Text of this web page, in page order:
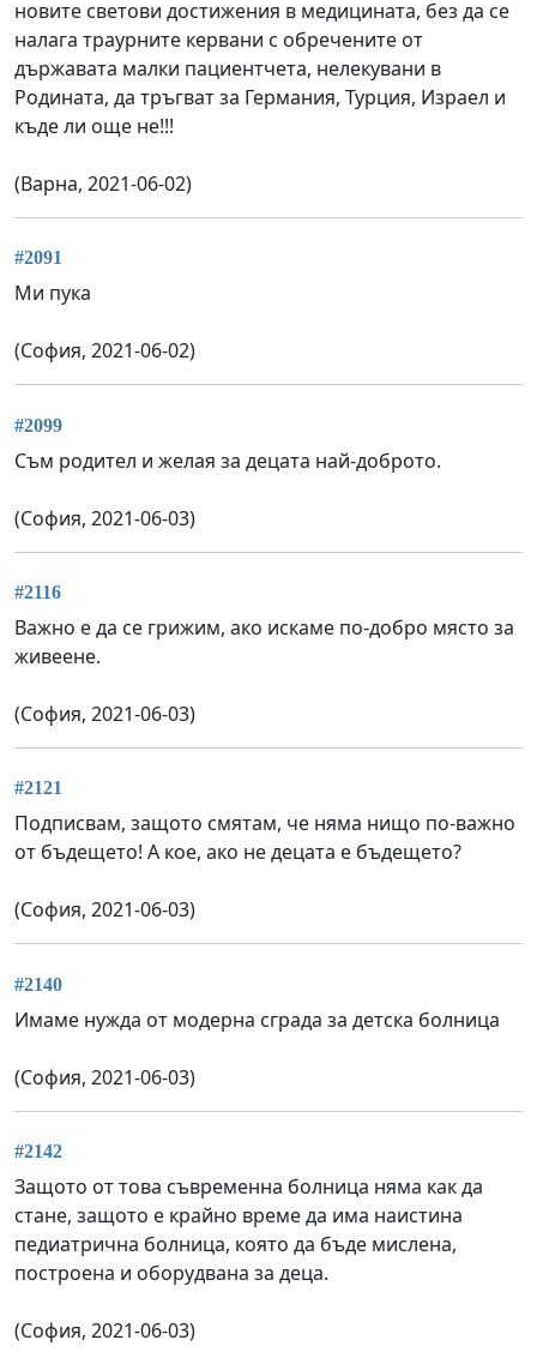
новите светови достижения в медицината, без да се
налага траурните кервани с обречените от
държавата малки пациентчета, нелекувани в
Родината, да тръгват за Германия, Турция, Израел и
къде ли още не!!!
(Варна, 2021-06-02)
#2091
Ми пука
(София, 2021-06-02)
#2099
Съм родител и желая за децата най-доброто.
(София, 2021-06-03)
#2116
Важно е да се грижим, ако искаме по-добро място за
живеене.
(София, 2021-06-03)
#2121
Подписвам, защото смятам, че няма нищо по-важно
от бъдещето! А кое, ако не децата е бъдещето?
(София, 2021-06-03)
#2140
Имаме нужда от модерна сграда за детска болница
(София, 2021-06-03)
#2142
Защото от това съвременна болница няма как да
стане, защото е крайно време да има наистина
педиатрична болница, която да бъде мислена,
построена и оборудвана за деца.
(София, 2021-06-03)